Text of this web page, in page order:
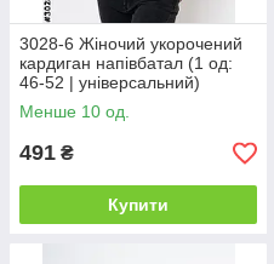
3028-6 Жіночий укорочений
кардиган напівбатал (1 од:
46-52 | універсальний)
Менше 10 од.
491 ₴
Купити